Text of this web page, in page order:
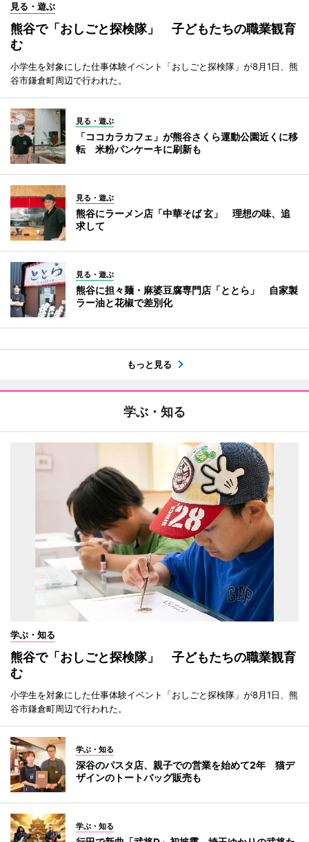
見る・遊ぶ
熊谷で「おしごと探検隊」 子どもたちの職業観育
む
小学生を対象にした仕事体験イベント「おしごと探検隊」が8月1日、熊
谷市鎌倉町周辺で行われた。
見る・遊ぶ
「ココカラカフェ」が熊谷さくら運動公園近くに移
転 米粉パンケーキに刷新も
見る・遊ぶ
熊谷にラーメン店「中華そば 玄」 理想の味、追
求して
見る・遊ぶ
熊谷に担々麺・麻婆豆腐専門店「ととら」 自家製
ラー油と花椒で差別化
もっと見る
学ぶ・知る
学ぶ・知る
熊谷で「おしごと探検隊」 子どもたちの職業観育
む
小学生を対象にした仕事体験イベント「おしごと探検隊」が8月1日、熊
谷市鎌倉町周辺で行われた。
学ぶ・知る
深谷のパスタ店、親子での営業を始めて2年 猫デ
ザインのトートバッグ販売も
学ぶ・知る